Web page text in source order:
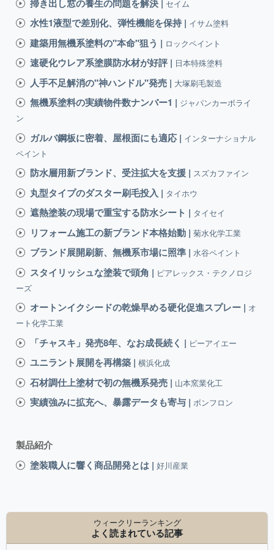
掃き出し窓の養生の問題を解決 | セイム
水性1液型で差別化、弾性機能を保持 | イサム塗料
建築用無機系塗料の"本命"狙う | ロックペイント
速硬化ウレア系塗膜防水材が好評 | 日本特殊塗料
人手不足解消の"神ハンドル"発売 | 大塚刷毛製造
無機系塗料の実績物件数ナンバー1 | ジャパンカーボライ
ン
ガルバ鋼板に密着、屋根面にも適応 | インターナショナル
ペイント
防水層用新ブランド、受注拡大を支援 | スズカファイン
丸型タイプのダスター刷毛投入 | タイホウ
遮熱塗装の現場で重宝する防水シート | タイセイ
リフォーム施工の新ブランド本格始動 | 菊水化学工業
ブランド展開刷新、無機系市場に照準 | 水谷ペイント
スタイリッシュな塗装で頭角 | ピアレックス・テクノロジ
ーズ
オートンイクシードの乾燥早める硬化促進スプレー | オ
ート化学工業
「チャスキ」発売8年、なお成長続く | ピーアイエー
ユニラント展開を再構築 | 横浜化成
石材調仕上塗材で初の無機系発売 | 山本窯業化工
実績強みに拡充へ、暴露データも寄与 | ボンフロン
製品紹介
塗装職人に響く商品開発とは | 好川産業
ウィークリーランキング
よく読まれている記事